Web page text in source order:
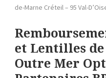
de-Marne Créteil – 95 Val-
et Lentilles
Outre Mer